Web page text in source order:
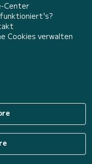
Center
Cookies verwalten